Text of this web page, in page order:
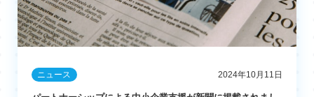
ニュース 2024年10月11日